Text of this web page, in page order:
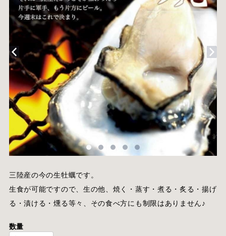
三陸産の今の生牡蠣です。
生食が可能ですので、生の他、焼く・蒸す・煮る・炙る・揚げ
る・漬ける・燻る等々、その食べ方にも制限はありません♪
数量